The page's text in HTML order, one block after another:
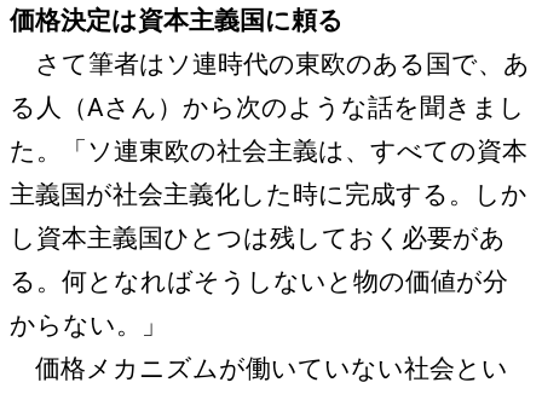
価格決定は資本主義国に頼る
さて筆者はソ連時代の東欧のある国で、あ
る人（Aさん）から次のような話を聞きまし
た。「ソ連東欧の社会主義は、すべての資本
主義国が社会主義化した時に完成する。しか
し資本主義国ひとつは残しておく必要があ
る。何となればそうしないと物の価値が分
からない。」
価格メカニズムが働いていない社会とい